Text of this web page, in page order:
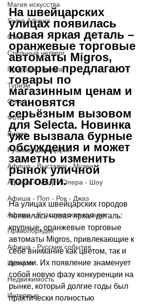
Магия искусства
Swiss Афиша
Стиль
Стильный четверг
Природа - Климат
Туризм
Спорт
Фото
Видео
Русская Швейцария
Афиша - Выставки - Музеи
Афиша - Театр - Опера - Шоу
Афиша - Поп - Рок - Джаз
Афиша - Классическая музыка
Правопорядок
Афиша - Русские события
История
Недвижимость
Интервью
На швейцарских
улицах появилась
новая яркая деталь –
оранжевые торговые
автоматы Migros,
которые предлагают
товары по
магазинным ценам и
становятся
серьёзным вызовом
для Selecta. Новинка
уже вызвала бурные
обсуждения и может
заметно изменить
рынок уличной
торговли.
На улицах швейцарских городов
появилась новая яркая деталь:
крупные, оранжевые торговые
автоматы Migros, привлекающие к
себе внимание как цветом, так и
ценами. Их появление знаменует
собой новую фазу конкуренции на
рынке, который долгие годы был
практически полностью